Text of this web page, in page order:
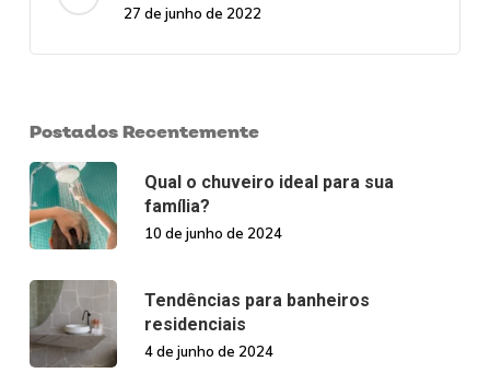
27 de junho de 2022
Postados Recentemente
Qual o chuveiro ideal para sua
família?
10 de junho de 2024
Tendências para banheiros
residenciais
4 de junho de 2024